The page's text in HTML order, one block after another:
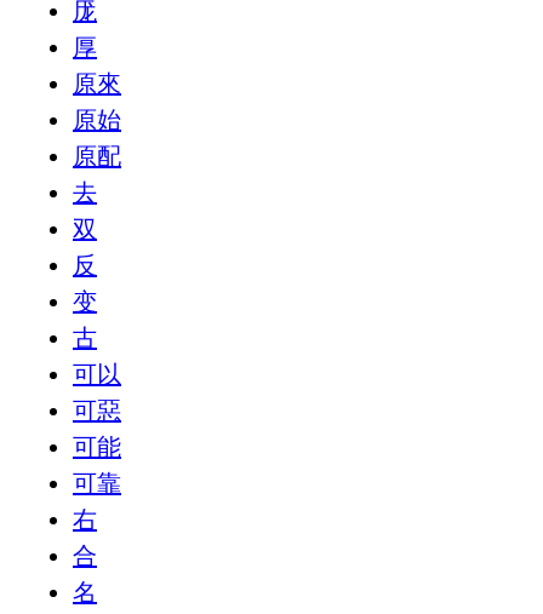
厐
厚
原來
原始
原配
去
双
反
变
古
可以
可惡
可能
可靠
右
合
名